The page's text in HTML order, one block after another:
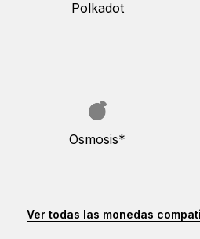
Polkadot
Osmosis*
Ver todas las monedas